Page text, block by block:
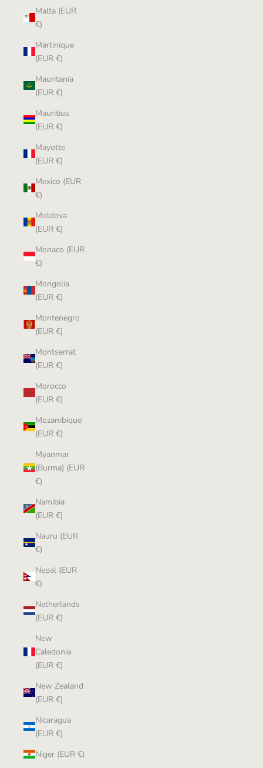
Malta (EUR
€)
Martinique
(EUR €)
Mauritania
(EUR €)
Mauritius
(EUR €)
Mayotte
(EUR €)
Mexico (EUR
€)
Moldova
(EUR €)
Monaco (EUR
€)
Mongolia
(EUR €)
Montenegro
(EUR €)
Montserrat
(EUR €)
Morocco
(EUR €)
Mozambique
(EUR €)
Myanmar
(Burma) (EUR
€)
Namibia
(EUR €)
Nauru (EUR
€)
Nepal (EUR
€)
Netherlands
(EUR €)
New
Caledonia
(EUR €)
New Zealand
(EUR €)
Nicaragua
(EUR €)
Niger (EUR €)